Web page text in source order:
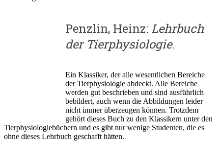
Penzlin, Heinz: Lehrbuch
der Tierphysiologie.
Ein Klassiker, der alle wesentlichen Bereiche
der Tierphysiologie abdeckt. Alle Bereiche
werden gut beschrieben und sind ausführlich
bebildert, auch wenn die Abbildungen leider
nicht immer überzeugen können. Trotzdem
gehört dieses Buch zu den Klassikern unter den
Tierphysiologiebüchern und es gibt nur wenige Studenten, die es
ohne dieses Lehrbuch geschafft hätten.